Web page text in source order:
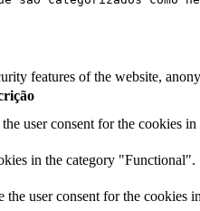
features of the website,
user consent for the cookies
in the category "Functional".
user consent for the cookies